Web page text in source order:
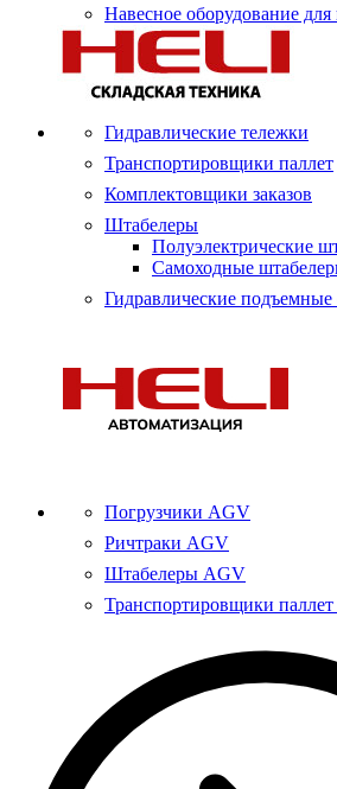
Навесное оборудование для
Гидравлические тележки
Транспортировщики паллет
Комплектовщики заказов
Штабелеры
Полуэлектрические
Самоходные
Гидравлические подъемные
Погрузчики AGV
Ричтраки AGV
Штабелеры AGV
Транспортировщики